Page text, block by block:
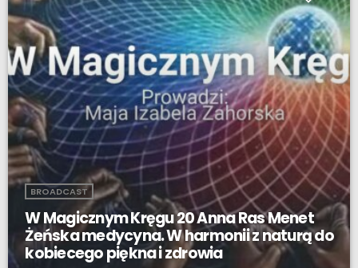
BROADCAST
W Magicznym Kręgu 20 Anna Ras Menet
Żeńska medycyna. W harmonii z naturą do
kobiecego piękna i zdrowia